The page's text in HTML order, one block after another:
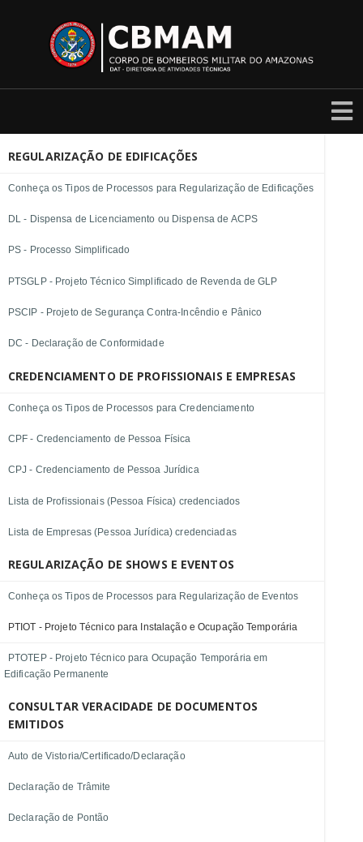
REGULARIZAÇÃO DE EDIFICAÇÕES
Conheça os Tipos de Processos para Regularização de Edificações
DL - Dispensa de Licenciamento ou Dispensa de ACPS
PS - Processo Simplificado
PTSGLP - Projeto Técnico Simplificado de Revenda de GLP
PSCIP - Projeto de Segurança Contra-Incêndio e Pânico
DC - Declaração de Conformidade
CREDENCIAMENTO DE PROFISSIONAIS E EMPRESAS
Conheça os Tipos de Processos para Credenciamento
CPF - Credenciamento de Pessoa Física
CPJ - Credenciamento de Pessoa Jurídica
Lista de Profissionais (Pessoa Física) credenciados
Lista de Empresas (Pessoa Jurídica) credenciadas
REGULARIZAÇÃO DE SHOWS E EVENTOS
Conheça os Tipos de Processos para Regularização de Eventos
PTIOT - Projeto Técnico para Instalação e Ocupação Temporária
PTOTEP - Projeto Técnico para Ocupação Temporária em
Edificação Permanente
CONSULTAR VERACIDADE DE DOCUMENTOS
EMITIDOS
Auto de Vistoria/Certificado/Declaração
Declaração de Trâmite
Declaração de Pontão